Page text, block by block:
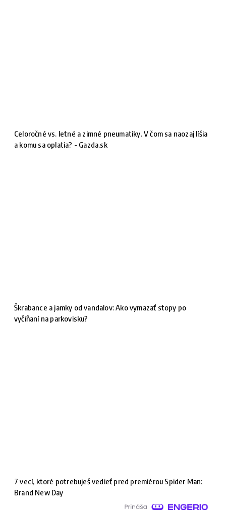
Celoročné vs. letné a zimné pneumatiky. V čom sa naozaj líšia
a komu sa oplatia? - Gazda.sk
Škrabance a jamky od vandalov: Ako vymazať stopy po
vyčíňaní na parkovisku?
7 vecí, ktoré potrebuješ vedieť pred premiérou Spider Man:
Brand New Day